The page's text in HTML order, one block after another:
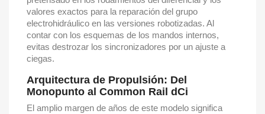
valores exactos para la reparación del grupo
electrohidráulico en las versiones robotizadas. Al
contar con los esquemas de los mandos internos,
evitas destrozar los sincronizadores por un ajuste a
ciegas.
Arquitectura de Propulsión: Del
Monopunto al Common Rail dCi
El amplio margen de años de este modelo significa